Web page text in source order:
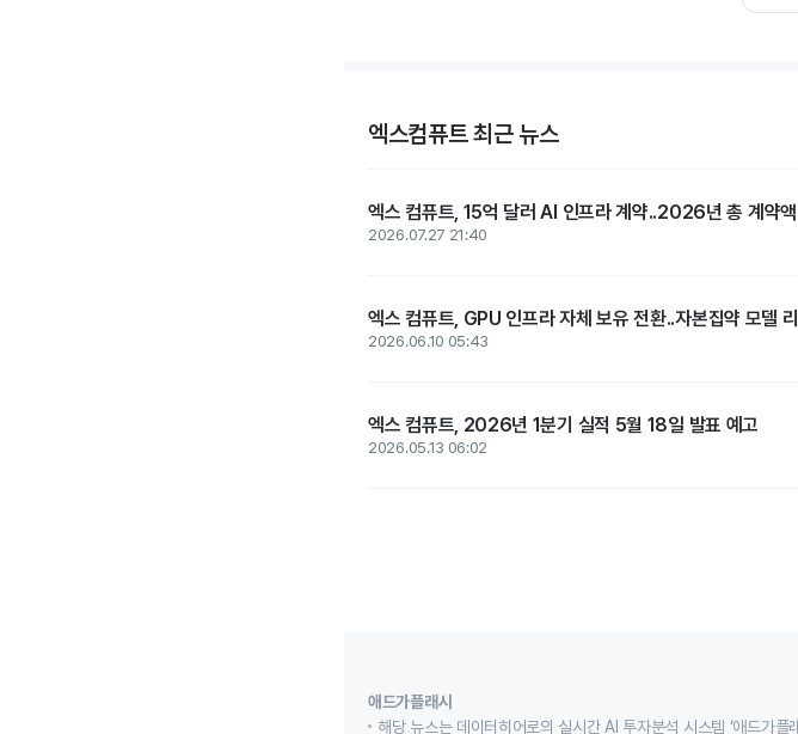
엑스컴퓨트 최근 뉴스
엑스 컴퓨트, 15억 달러 AI 인프라 계약..2026년 총 계약
2026.07.27 21:40
엑스 컴퓨트, GPU 인프라 자체 보유 전환..자본집약 모델
2026.06.10 05:43
엑스 컴퓨트, 2026년 1분기 실적 5월 18일 발표 예고
2026.05.13 06:02
애드가플래시
해당 뉴스는 데이터히어로의 실시간 AI 투자분석 시스템 ‘애드가